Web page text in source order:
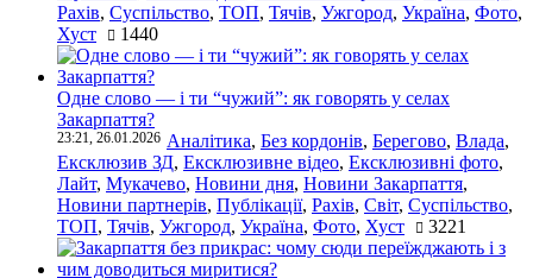
Рахів, Суспільство, ТОП, Тячів, Ужгород, Україна, Фото,
Хуст
1440
Одне слово — і ти “чужий”: як говорять у селах
Закарпаття?
23:21, 26.01.2026 Аналітика, Без кордонів, Берегово, Влада,
Ексклюзив ЗД, Ексклюзивне відео, Ексклюзивні фото,
Лайт, Мукачево, Новини дня, Новини Закарпаття,
Новини партнерів, Публікації, Рахів, Світ, Суспільство,
ТОП, Тячів, Ужгород, Україна, Фото, Хуст 3221